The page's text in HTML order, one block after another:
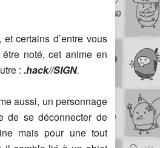
et certains d’entre vous
être noté, cet anime en
: .hack//SIGN.
aussi, un personnage
de se déconnecter de
mais pour une tout